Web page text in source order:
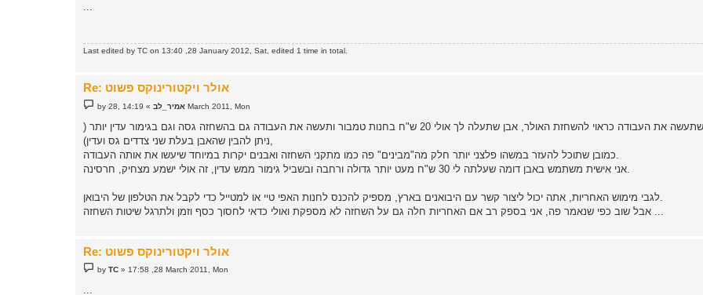
...
Last edited by TC on 13:40 ,28 January 2012, Sat, edited 1 time in total.
Re: אולר ויקטורינוקס פשוט
P
o
t
by אמיר_לב» 14:19 ,28 March 2011, Mon
האבן שהוצעה לך אבן שתעשה את העבודה כראוי להשחזת האולר, אבן שתעלה לך אולי 20 ש"ח בחנות טמבור ותעשה את העבודה גם בהשחזה גסה וגם בגימור עדין יותר (
Re: אולר ויקטורינוקס פשוט
P
o
byTC » 17:58 ,28 March 2011, Mon
...